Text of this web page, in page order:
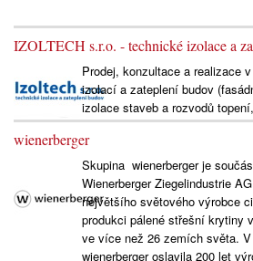
IZOLTECH s.r.o. - technické izolace a
Prodej, konzultace a realizace
izolací a zateplení budov
izolace staveb a rozvodů
wienerberger
Skupina wienerberger je
Wienerberger Ziegelindustrie
největšího světového výrobce
produkci pálené střešní krytiny
ve více než 26 zemích světa.
wienerberger oslavila 200 let